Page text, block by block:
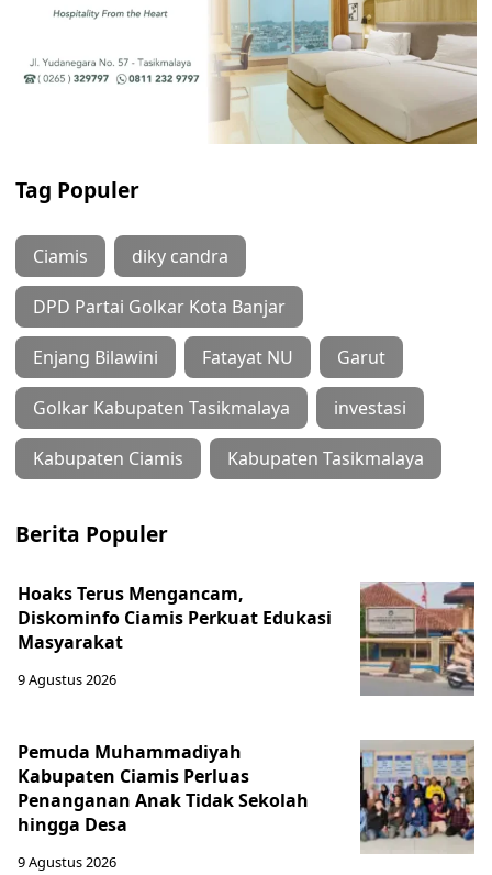
Tag Populer
Ciamis diky candra
DPD Partai Golkar Kota Banjar
Enjang Bilawini Fatayat NU Garut
Golkar Kabupaten Tasikmalaya investasi
Kabupaten Ciamis Kabupaten Tasikmalaya
Berita Populer
Hoaks Terus Mengancam,
Diskominfo Ciamis Perkuat Edukasi
Masyarakat
9 Agustus 2026
Pemuda Muhammadiyah
Kabupaten Ciamis Perluas
Penanganan Anak Tidak Sekolah
hingga Desa
9 Agustus 2026